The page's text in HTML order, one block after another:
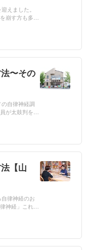
えました。
崩す方も多い
〜その
自律神経調
が太鼓判を押
【山
律神経のお
神経」これは